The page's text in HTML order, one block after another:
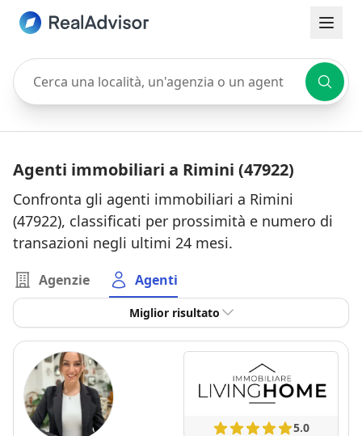
Cerca una località, un'agenzia o un agente
Agenti immobiliari a Rimini (47922)
Confronta gli agenti immobiliari a Rimini
(47922), classificati per prossimità e numero di
transazioni negli ultimi 24 mesi.
Agenzie Agenti
Miglior risultato
5.0